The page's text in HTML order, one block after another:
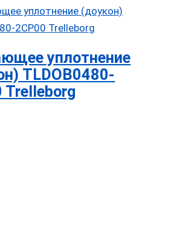
уплотнение
TLDOB0480-
Trelleborg